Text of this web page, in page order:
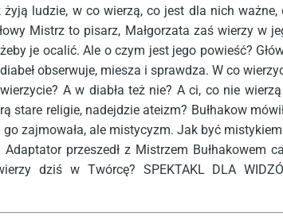
ludzie, w co wierzą, co jest dla nich ważne,
Mistrz to pisarz, Małgorzata zaś wierzy w
je ocalić. Ale o czym jest jego powieść?
obserwuje, miesza i sprawdza. W co
A w diabła też nie? A ci, co nie
stare religie, nadejdzie ateizm? Bułhakow
zajmowała, ale mistycyzm. Jak być
przeszedł z Mistrzem Bułhakowem
dziś w Twórcę? SPEKTAKL DLA